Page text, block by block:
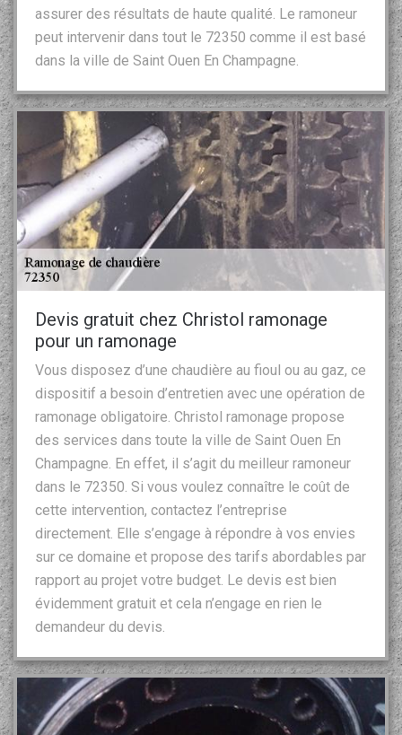
assurer des résultats de haute qualité. Le ramoneur
peut intervenir dans tout le 72350 comme il est basé
dans la ville de Saint Ouen En Champagne.
Devis gratuit chez Christol ramonage
pour un ramonage
Vous disposez d’une chaudière au fioul ou au gaz, ce
dispositif a besoin d’entretien avec une opération de
ramonage obligatoire. Christol ramonage propose
des services dans toute la ville de Saint Ouen En
Champagne. En effet, il s’agit du meilleur ramoneur
dans le 72350. Si vous voulez connaître le coût de
cette intervention, contactez l’entreprise
directement. Elle s’engage à répondre à vos envies
sur ce domaine et propose des tarifs abordables par
rapport au projet votre budget. Le devis est bien
évidemment gratuit et cela n’engage en rien le
demandeur du devis.